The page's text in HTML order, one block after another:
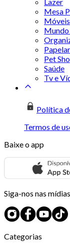
Mesa
Móveis
Pet
Saúde
Tv e
Política
Termos de
Baixe o app
Siga-nos nas
Categorias